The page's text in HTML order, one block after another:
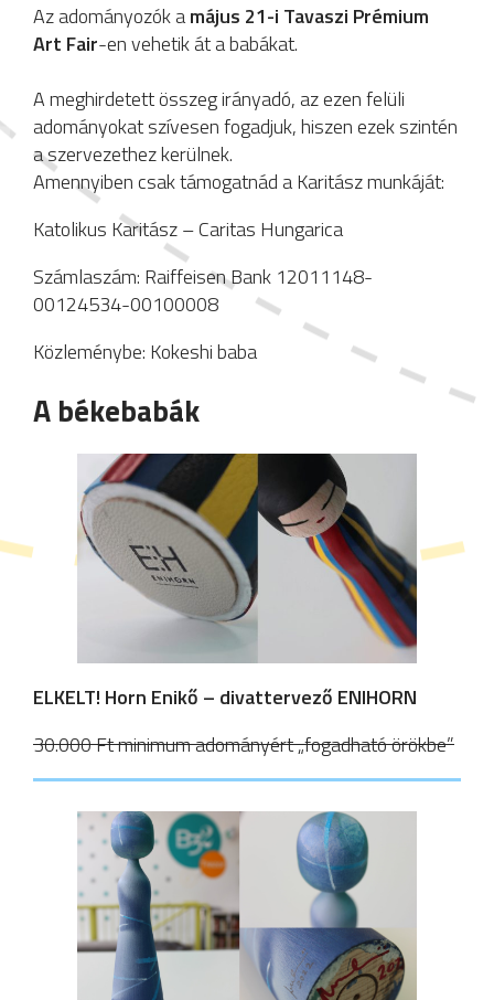
Az adományozók amájus 21-i Tavaszi Prémium
Art Fair-en vehetik át a babákat.
A meghirdetett összeg irányadó, az ezen felüli
adományokat szívesen fogadjuk, hiszen ezek szintén
a szervezethez kerülnek.
Amennyiben csak támogatnád a Karitász munkáját:
Katolikus Karitász – Caritas Hungarica
Számlaszám: Raiffeisen Bank 12011148-
00124534-00100008
Közleménybe: Kokeshi baba
A békebabák
ELKELT! Horn Enikő – divattervező ENIHORN
30.000 Ft minimum adományért „fogadható örökbe”